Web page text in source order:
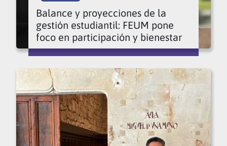
Balance y proyecciones de la
gestión estudiantil: FEUM pone
foco en participación y bienestar